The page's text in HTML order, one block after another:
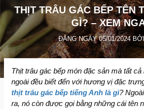
THỊT TRÂU GÁC BẾP TÊN
GÌ? – XEM
ĐĂNG NGÀY 05/01/2024
Thịt trâu gác bếp món đặc sản mà tất
ngoài đều biết đến với hương vị đặc
thịt trâu gác bếp tiếng Anh là gì?
ra, nó còn được gọi bằng những cái tên